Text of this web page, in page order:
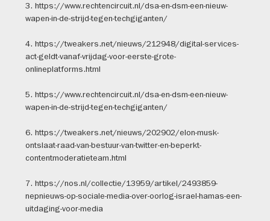
3. https://www.rechtencircuit.nl/dsa-en-dsm-een-nieuw-
wapen-in-de-strijd-tegen-techgiganten/
4. https://tweakers.net/nieuws/212948/digital-services-
act-geldt-vanaf-vrijdag-voor-eerste-grote-
onlineplatforms.html
5. https://www.rechtencircuit.nl/dsa-en-dsm-een-nieuw-
wapen-in-de-strijd-tegen-techgiganten/
6. https://tweakers.net/nieuws/202902/elon-musk-
ontslaat-raad-van-bestuur-van-twitter-en-beperkt-
contentmoderatieteam.html
7. https://nos.nl/collectie/13959/artikel/2493859-
nepnieuws-op-sociale-media-over-oorlog-israel-hamas-een-
uitdaging-voor-media